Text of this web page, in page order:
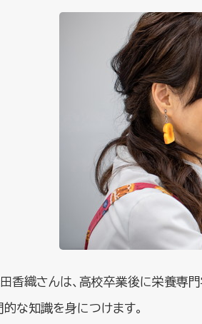
田香織さんは、高校卒業後に栄養専
的な知識を身につけます。